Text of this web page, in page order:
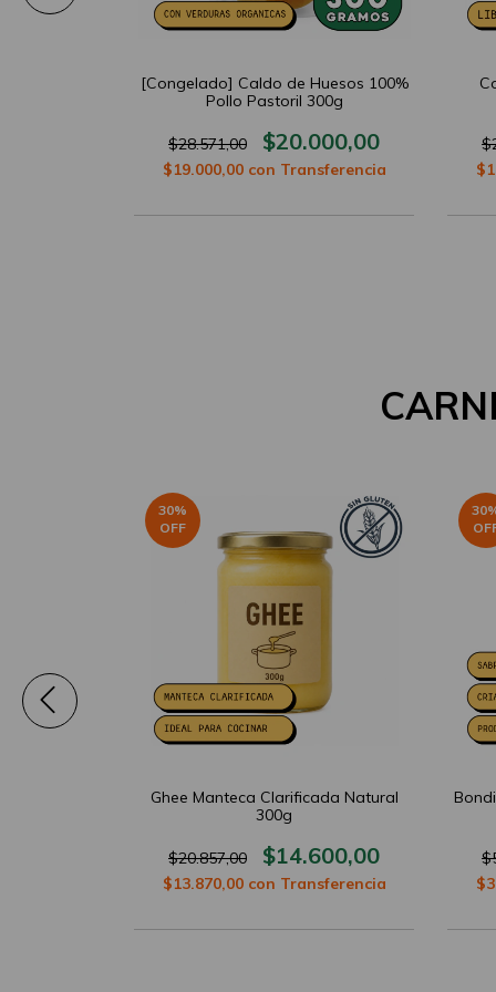
[Congelado] Caldo de Huesos 100%
Pollo Pastoril 300g
$28.571,00 $20.000,00
$19.000,00 con Transferencia
30%
OFF
Ghee Manteca Clarificada Natural
300g
$20.857,00 $14.600,00
$13.870,00 con Transferencia
30